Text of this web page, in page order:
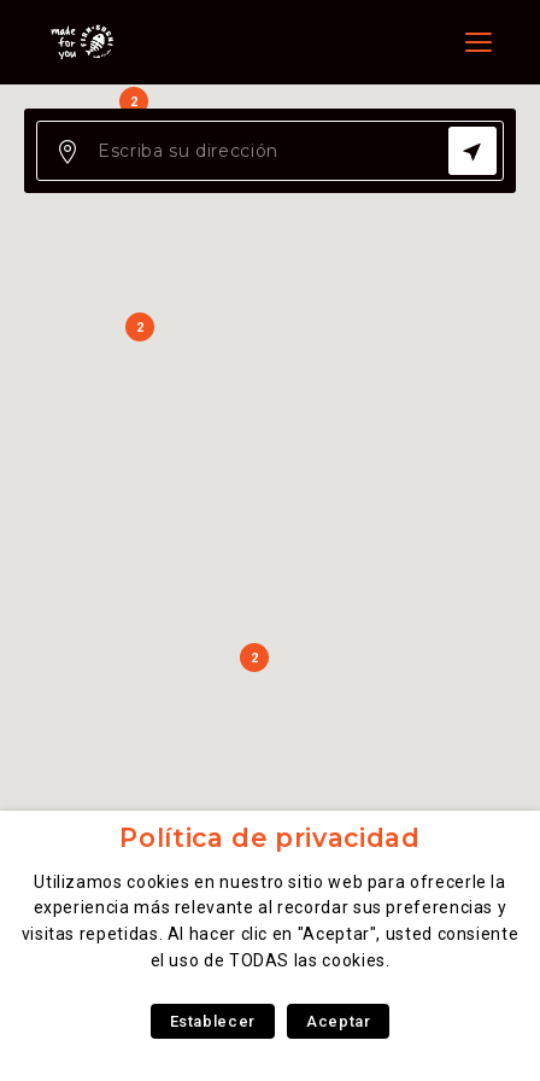
Menu
2
2
2
Política de privacidad
Utilizamos cookies en nuestro sitio web para ofrecerle la
experiencia más relevante al recordar sus preferencias y
visitas repetidas. Al hacer clic en "Aceptar", usted consiente
el uso de TODAS las cookies.
Establecer Aceptar